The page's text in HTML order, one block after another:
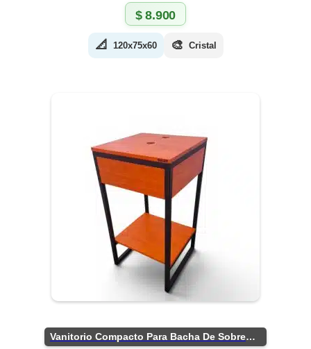
$8.900
📐 120x75x60 🎨 Cristal
Vanitorio Compacto Para Bacha De Sobreponer